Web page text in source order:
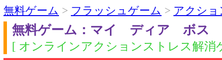
無料ゲーム > フラッシュゲーム > アクショ
無料ゲーム：マイ ディア ボス
[ オンラインアクションストレス解消